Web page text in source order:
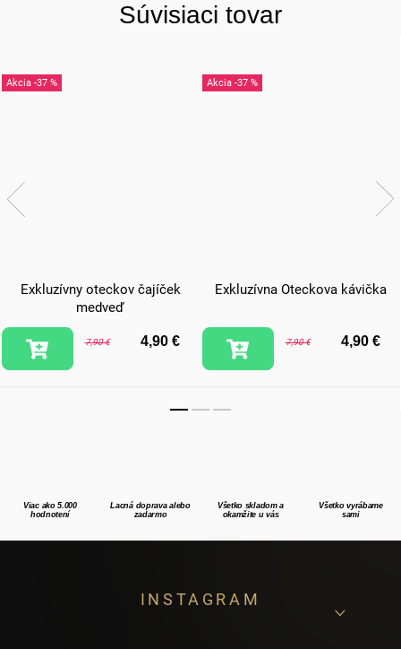
Súvisiaci tovar
-37 %
Exkluzívny oteckov čajíček
medveď
7,90 € 4,90 €
-37 %
Exkluzívna Oteckova kávička
7,90 € 4,90 €
Viac ako 5.000
hodnotení
Lacná doprava alebo
zadarmo
Všetko skladom a
okamžite u vás
Všetko vyrábame
sami
INSTAGRAM